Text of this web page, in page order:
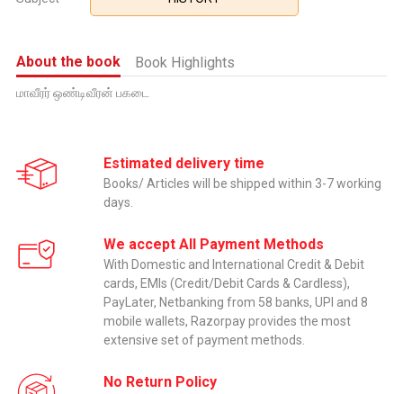
About the book Book Highlights
மாவீரர் ஒண்டிவீரன் பகடை
Estimated delivery time
Books/ Articles will be shipped within 3-7 working
days.
We accept All Payment Methods
With Domestic and International Credit & Debit
cards, EMIs (Credit/Debit Cards & Cardless),
PayLater, Netbanking from 58 banks, UPI and 8
mobile wallets, Razorpay provides the most
extensive set of payment methods.
No Return Policy